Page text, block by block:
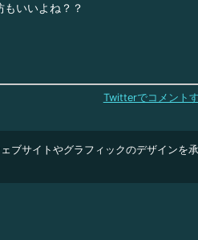
もいいよね？？
Twitterでコメント
ブサイトやグラフィックのデザインを承